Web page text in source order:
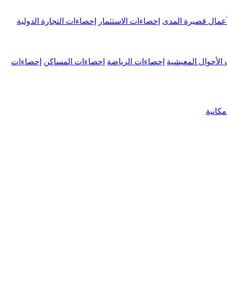
قصيرة المدى إحصاءات الاستثمار إحصاءات التجارة الدولية
الأحوال المعيشية إحصاءات الرياضة إحصاءات المساكن إحصاءات